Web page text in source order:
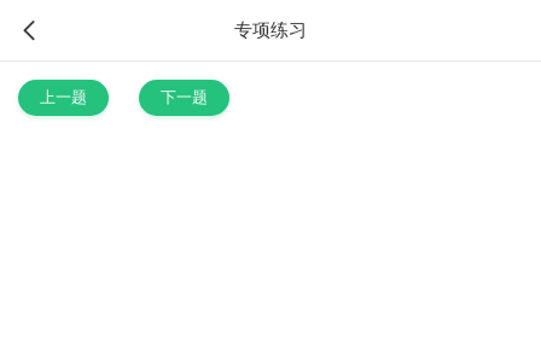
专项练习
上一题 下一题